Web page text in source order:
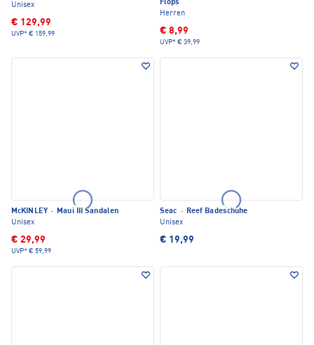
Unisex
€ 129,99
UVP* € 159,99
Flops
Herren
€ 8,99
UVP* € 39,99
McKINLEY · Maui III Sandalen
Unisex
€ 29,99
UVP* € 59,99
Seac · Reef Badeschuhe
Unisex
€ 19,99